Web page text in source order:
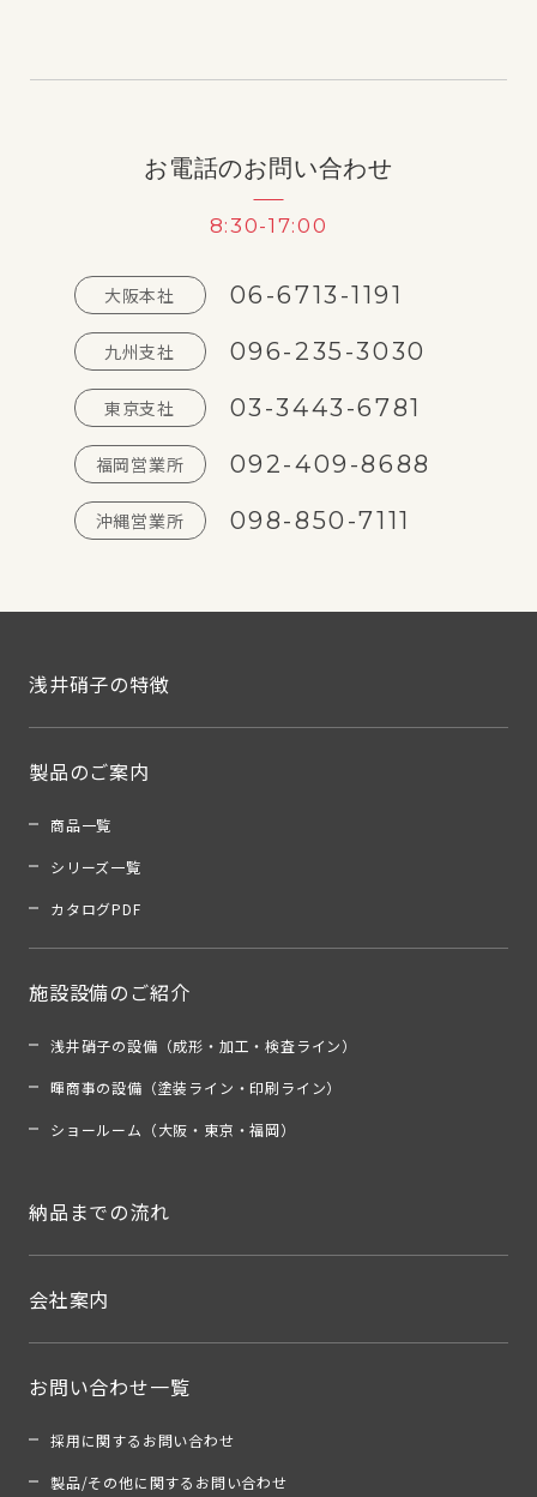
お電話のお問い合わせ
8:30-17:00
大阪本社 06-6713-1191
九州支社 096-235-3030
東京支社 03-3443-6781
福岡営業所 092-409-8688
沖縄営業所 098-850-7111
浅井硝子の特徴
製品のご案内
商品一覧
シリーズ一覧
カタログPDF
施設設備のご紹介
浅井硝子の設備（成形・加工・検査ライン）
暉商事の設備（塗装ライン・印刷ライン）
ショールーム（大阪・東京・福岡）
納品までの流れ
会社案内
お問い合わせ一覧
採用に関するお問い合わせ
製品/その他に関するお問い合わせ